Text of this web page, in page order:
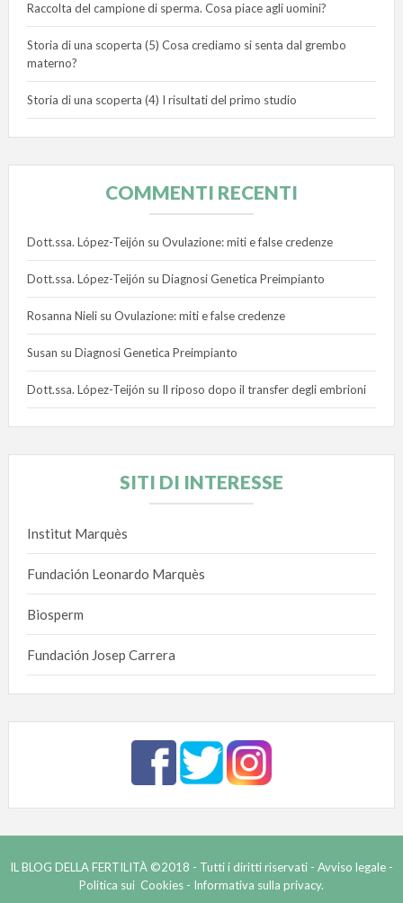
Raccolta del campione di sperma. Cosa piace agli uomini?
Storia di una scoperta (5) Cosa crediamo si senta dal grembo
materno?
Storia di una scoperta (4) I risultati del primo studio
COMMENTI RECENTI
Dott.ssa. López-Teijón su Ovulazione: miti e false credenze
Dott.ssa. López-Teijón su Diagnosi Genetica Preimpianto
Rosanna Nielisu Ovulazione: miti e false credenze
Susan su Diagnosi Genetica Preimpianto
Dott.ssa. López-Teijón su Il riposo dopo il transfer degli embrioni
SITI DI INTERESSE
Institut Marquès
Fundación Leonardo Marquès
Biosperm
Fundación Josep Carrera
IL BLOG DELLA FERTILITÀ ©2018 - Tutti i diritti riservati - Avviso legale -
Politica sui Cookies - Informativa sulla privacy.